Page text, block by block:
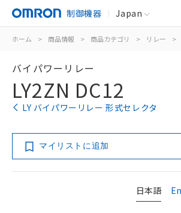
制御機器 Japan
ホーム > 商品情報 > 商品カテゴリ > リレー >
バイパワーリレー
LY2ZN DC12
LY バイパワーリレー 形式セレクタ
マイリストに追加
日本語